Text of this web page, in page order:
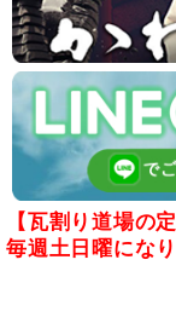
【瓦割り道場の
毎週土日曜になり